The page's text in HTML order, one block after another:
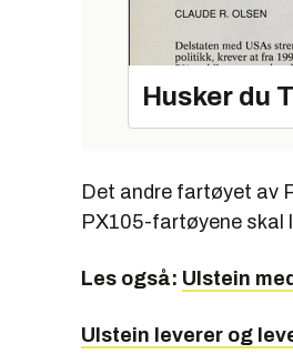
Husker du
Det andre fartøyet av
PX105-fartøyene skal
Les også: Ulstein
Ulstein leverer og